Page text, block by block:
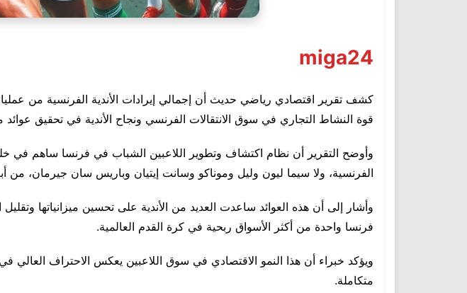
miga24
قوة النشاط التجاري في سوق الانتقالات الفرنسي ونجاح الأندية في تحقيق
وأوضح التقرير أن نظام اكتشاف وتطوير اللاعبين الشباب في فرنسا ساهم في
الفرنسية، ولا سيما ليون وليل وموناكو وسانت إيتيان وباريس سان جيرمان، من أبرز
وأشار إلى أن هذه العوائد ساعدت العديد من الأندية على تحسين ميزانياتها وتقليل
فرنسا واحدة من أكثر الأسواق ربحية في كرة القدم العالمية.
ويؤكد خبراء أن هذا النمو الاقتصادي في سوق اللاعبين يعكس الاحتراف العالي
متكاملة.